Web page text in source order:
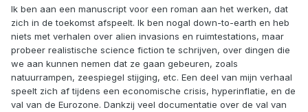
Ik ben aan een manuscript voor een roman aan het werken, dat
zich in de toekomst afspeelt. Ik ben nogal down-to-earth en heb
niets met verhalen over alien invasions en ruimtestations, maar
probeer realistische science fiction te schrijven, over dingen die
we aan kunnen nemen dat ze gaan gebeuren, zoals
natuurrampen, zeespiegel stijging, etc. Een deel van mijn verhaal
speelt zich af tijdens een economische crisis, hyperinflatie, en de
val van de Eurozone. Dankzij veel documentatie over de val van